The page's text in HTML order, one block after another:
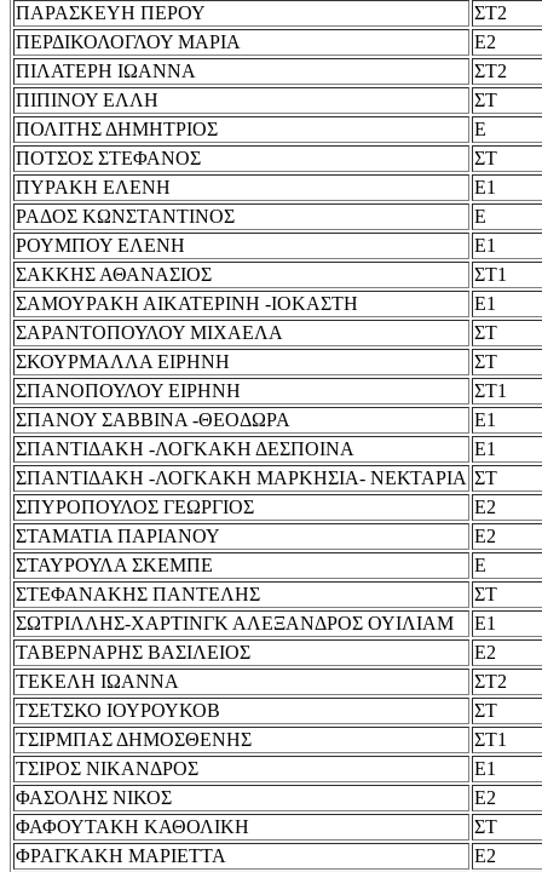
ΠΑΡΑΣΚΕΥΗ ΠΕΡΟΥ
ΣΤ2
ΠΕΡΔΙΚΟΛΟΓΛΟΥ ΜΑΡΙΑ
Ε2
ΠΙΛΑΤΕΡΗ ΙΩΑΝΝΑ
ΣΤ2
ΠΙΠΙΝΟΥ ΕΛΛΗ
ΣΤ
ΠΟΛΙΤΗΣ ΔΗΜΗΤΡΙΟΣ
Ε
ΠΟΤΣΟΣ ΣΤΕΦΑΝΟΣ
ΣΤ
ΠΥΡΑΚΗ ΕΛΕΝΗ
Ε1
ΡΑΔΟΣ ΚΩΝΣΤΑΝΤΙΝΟΣ
Ε
ΡΟΥΜΠΟΥ ΕΛΕΝΗ
Ε1
ΣΑΚΚΗΣ ΑΘΑΝΑΣΙΟΣ
ΣΤ1
ΣΑΜΟΥΡΑΚΗ ΑΙΚΑΤΕΡΙΝΗ -ΙΟΚΑΣΤΗ
Ε1
ΣΑΡΑΝΤΟΠΟΥΛΟΥ ΜΙΧΑΕΛΑ
ΣΤ
ΣΚΟΥΡΜΑΛΛΑ ΕΙΡΗΝΗ
ΣΤ
ΣΠΑΝΟΠΟΥΛΟΥ ΕΙΡΗΝΗ
ΣΤ1
ΣΠΑΝΟΥ ΣΑΒΒΙΝΑ -ΘΕΟΔΩΡΑ
Ε1
ΣΠΑΝΤΙΔΑΚΗ -ΛΟΓΚΑΚΗ ΔΕΣΠΟΙΝΑ
Ε1
ΣΠΑΝΤΙΔΑΚΗ -ΛΟΓΚΑΚΗ ΜΑΡΚΗΣΙΑ- ΝΕΚΤΑΡΙΑ ΣΤ
ΣΠΥΡΟΠΟΥΛΟΣ ΓΕΩΡΓΙΟΣ
Ε2
ΣΤΑΜΑΤΙΑ ΠΑΡΙΑΝΟΥ
Ε2
ΣΤΑΥΡΟΥΛΑ ΣΚΕΜΠΕ
Ε
ΣΤΕΦΑΝΑΚΗΣ ΠΑΝΤΕΛΗΣ
ΣΤ
ΣΩΤΡΙΛΛΗΣ-ΧΑΡΤΙΝΓΚ ΑΛΕΞΑΝΔΡΟΣ ΟΥΙΛΙΑΜ
Ε1
ΤΑΒΕΡΝΑΡΗΣ ΒΑΣΙΛΕΙΟΣ
Ε2
ΤΕΚΕΛΗ ΙΩΑΝΝΑ
ΣΤ2
ΤΣΕΤΣΚΟ ΙΟΥΡΟΥΚΟΒ
ΣΤ
ΤΣΙΡΜΠΑΣ ΔΗΜΟΣΘΕΝΗΣ
ΣΤ1
ΤΣΙΡΟΣ ΝΙΚΑΝΔΡΟΣ
Ε1
ΦΑΣΟΛΗΣ ΝΙΚΟΣ
Ε2
ΦΑΦΟΥΤΑΚΗ ΚΑΘΟΛΙΚΗ
ΣΤ
ΦΡΑΓΚΑΚΗ ΜΑΡΙΕΤΤΑ
Ε2